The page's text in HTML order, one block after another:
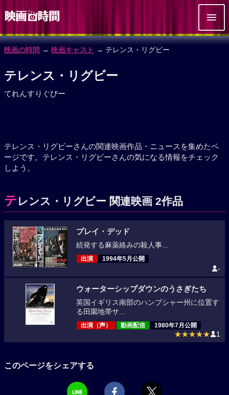
映画の時間 → 映画キャスト → テレンス・リグビー
テレンス・リグビー
てれんすりぐびー
テレンス・リグビーさんの関連映画作品・ニュースを集めたペ
ージです。テレンス・リグビーさんの気になる情報をチェック
しよう。
テ レンス・リグビー 関連映画 2作品
プレイ・デッド
続発する麻薬絡みの殺人事...
出演 1994年5月公開
-
ウォーターシップダウンのうさぎたち
英国イギリス南部のハンプシャー州に位置す
る田園地帯サ...
出演（声） 動画配信 1980年7月公開
★★★★★ 1
このページをシェアする